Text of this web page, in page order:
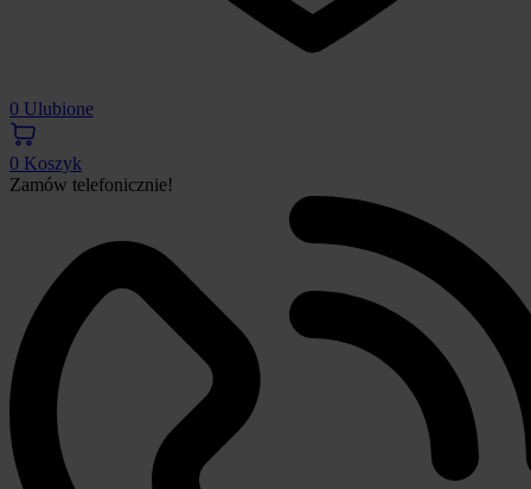
0 Ulubione
0 Koszyk
Zamów telefonicznie!